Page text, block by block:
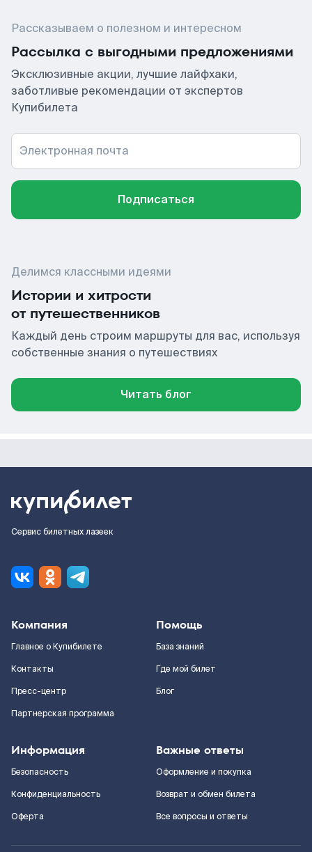
Рассказываем о полезном и интересном
Рассылка с выгодными предложениями
Эксклюзивные акции, лучшие лайфхаки,
заботливые рекомендации от экспертов
Купибилета
Электронная почта
Подписаться
Делимся классными идеями
Истории и хитрости
от путешественников
Каждый день строим маршруты для вас, используя
собственные знания о путешествиях
Читать блог
Сервис билетных лазеек
Компания
Главное о Купибилете
Контакты
Пресс-центр
Партнерская программа
Помощь
База знаний
Где мой билет
Блог
Информация
Безопасность
Конфиденциальность
Оферта
Важные ответы
Оформление и покупка
Возврат и обмен билета
Все вопросы и ответы